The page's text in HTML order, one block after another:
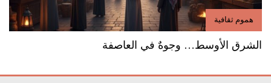
هموم ثقافية
الشرق الأوسط… وجوهٌ في العاصفة